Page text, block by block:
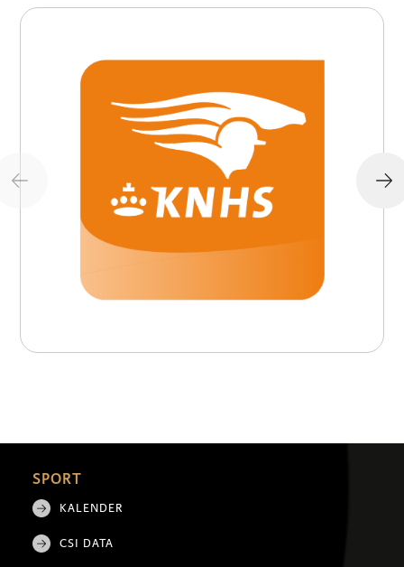
SPORT
KALENDER
CSI DATA